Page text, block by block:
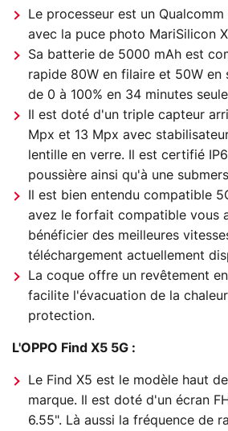
Le processeur est un Qualcomm
avec la puce photo MariSilicon
Sa batterie de 5000 mAh est
rapide 80W en filaire et 50W en
de 0 à 100% en 34 minutes
Il est doté d'un triple capteur
Mpx et 13 Mpx avec
lentille en verre. Il est certifié
poussière ainsi qu'à une
Il est bien entendu compatible
avez le forfait compatible vous
bénéficier des meilleures
téléchargement actuellement
La coque offre un revêtement
facilite l'évacuation de la
protection.
L'OPPO Find X5 5G :
Le Find X5 est le modèle haut
marque. Il est doté d'un écran
6.55". Là aussi la fréquence de